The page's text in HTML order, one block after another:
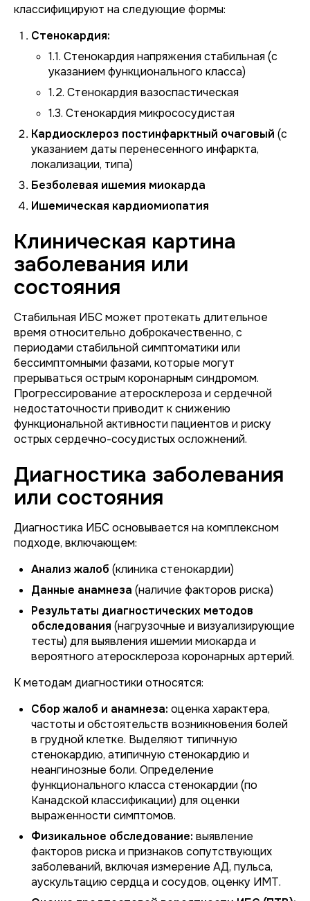
классифицируют на следующие формы:
Стенокардия:
1.1. Стенокардия напряжения стабильная (с
указанием функционального класса)
1.2. Стенокардия вазоспастическая
1.3. Стенокардия микрососудистая
Кардиосклероз постинфарктный очаговый (с
указанием даты перенесенного инфаркта,
локализации, типа)
Безболевая ишемия миокарда
Ишемическая кардиомиопатия
Клиническая картина
заболевания или
состояния
Стабильная ИБС может протекать длительное
время относительно доброкачественно, с
периодами стабильной симптоматики или
бессимптомными фазами, которые могут
прерываться острым коронарным синдромом.
Прогрессирование атеросклероза и сердечной
недостаточности приводит к снижению
функциональной активности пациентов и риску
острых сердечно-сосудистых осложнений.
Диагностика заболевания
или состояния
Диагностика ИБС основывается на комплексном
подходе, включающем:
Анализ жалоб (клиника стенокардии)
Данные анамнеза (наличие факторов риска)
Результаты диагностических методов
обследования (нагрузочные и визуализирующие
тесты) для выявления ишемии миокарда и
вероятного атеросклероза коронарных артерий.
К методам диагностики относятся:
Сбор жалоб и анамнеза: оценка характера,
частоты и обстоятельств возникновения болей
в грудной клетке. Выделяют типичную
стенокардию, атипичную стенокардию и
неангинозные боли. Определение
функционального класса стенокардии (по
Канадской классификации) для оценки
выраженности симптомов.
Физикальное обследование: выявление
факторов риска и признаков сопутствующих
заболеваний, включая измерение АД, пульса,
аускультацию сердца и сосудов, оценку ИМТ.